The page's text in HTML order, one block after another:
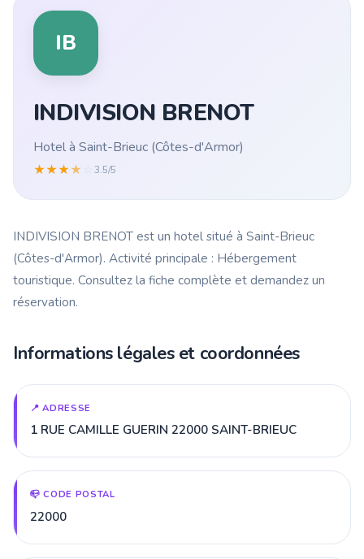
IB
INDIVISION BRENOT
Hotel à Saint-Brieuc (Côtes-d'Armor)
★★★★ 3.5/5
INDIVISION BRENOT est un hotel situé à Saint-Brieuc
(Côtes-d'Armor). Activité principale : Hébergement
touristique. Consultez la fiche complète et demandez un
réservation.
Informations légales et coordonnées
📍 ADRESSE
1 RUE CAMILLE GUERIN 22000 SAINT-BRIEUC
📪 CODE POSTAL
22000